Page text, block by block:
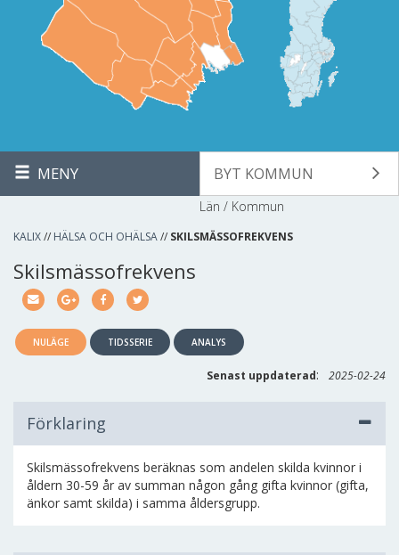
MENY BYT KOMMUN
Län / Kommun
KALIX// HÄLSA OCH OHÄLSA// SKILSMÄSSOFREKVENS
Skilsmässofrekvens
NULÄGE TIDSSERIE ANALYS
Senast uppdaterad: 2025-02-24
Förklaring
Skilsmässofrekvens beräknas som andelen skilda kvinnor i
åldern 30-59 år av summan någon gång gifta kvinnor (gifta,
änkor samt skilda) i samma åldersgrupp.